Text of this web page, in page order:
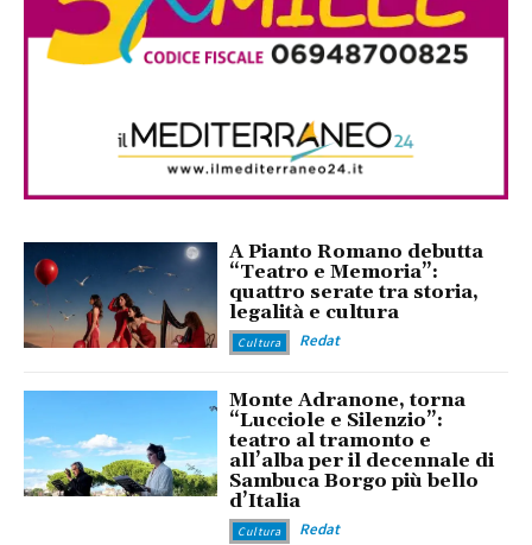
A Pianto Romano debutta
“Teatro e Memoria”:
quattro serate tra storia,
legalità e cultura
Cultura Redat
Monte Adranone, torna
“Lucciole e Silenzio”:
teatro al tramonto e
all’alba per il decennale di
Sambuca Borgo più bello
d’Italia
Cultura Redat